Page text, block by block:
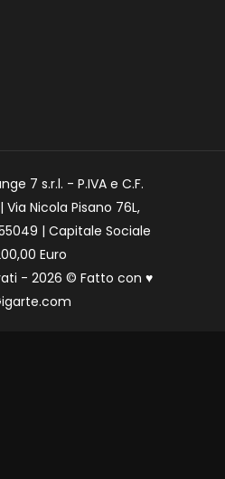
7 s.r.l. - P.IVA e C.F.
Nicola Pisano 76L,
| Capitale Sociale
Euro
- 2026 © Fatto con ♥